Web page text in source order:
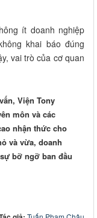
ít doanh nghiệp
khai báo đúng
vai trò của cơ quan
Viện Tony
môn và các
nhận thức cho
và vừa, doanh
bỡ ngỡ ban đầu